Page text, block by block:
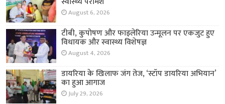
August 6, 2026
टीबी, कुपोषण और फाइलेरिया उन्मूलन पर एकजुट हुए
विधायक और स्वास्थ्य विशेषज्ञ
August 4, 2026
डायरिया के खिलाफ जंग तेज, ‘स्टॉप डायरिया अभियान’
का हुआ आगाज
July 29, 2026